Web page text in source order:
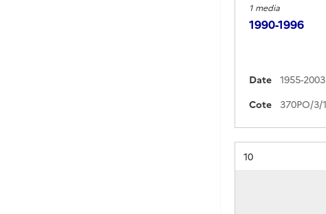
1 media
1990-1996
Date 1955-2003
Cote
Résultat n°
10